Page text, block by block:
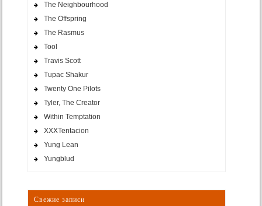
The Neighbourhood
The Offspring
The Rasmus
Tool
Travis Scott
Tupac Shakur
Twenty One Pilots
Tyler, The Creator
Within Temptation
XXXTentacion
Yung Lean
Yungblud
Свежие записи